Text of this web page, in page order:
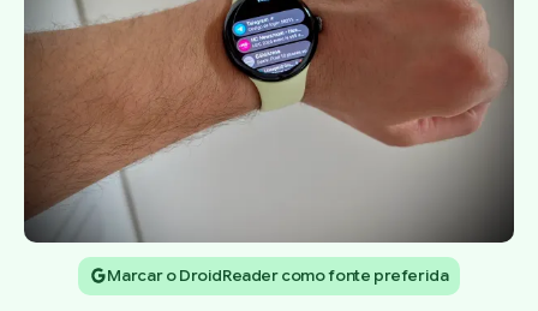
Marcar o DroidReader como fonte preferida